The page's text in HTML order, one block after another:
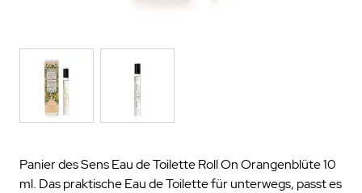
Panier des Sens Eau de Toilette Roll On Orangenblüte 10
ml. Das praktische Eau de Toilette für unterwegs, passt es